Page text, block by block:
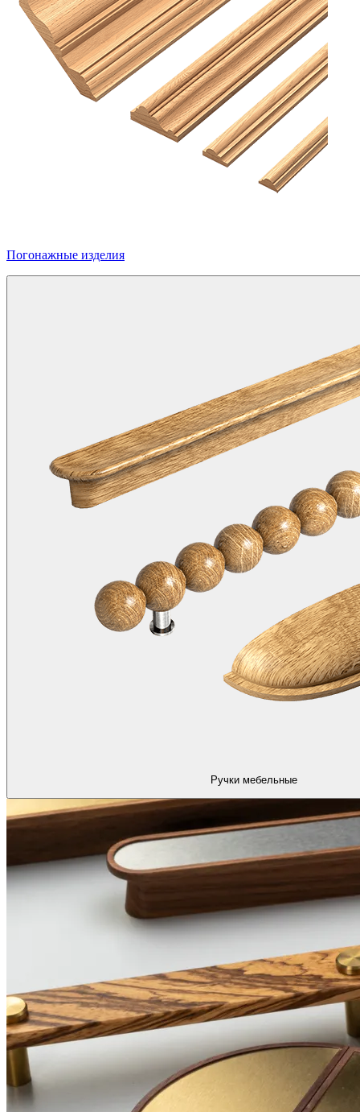
Погонажные изделия
Ручки мебельные